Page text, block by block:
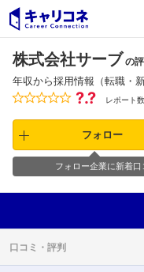
株式会社サーブ の
年収から採用情報（転職・
?.? レポート数
フォロー
フォロー企業に新着
口コミ・ 評判